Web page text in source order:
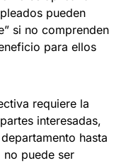
pueden
si no comprenden
para ellos
requiere la
interesadas,
hasta
puede ser